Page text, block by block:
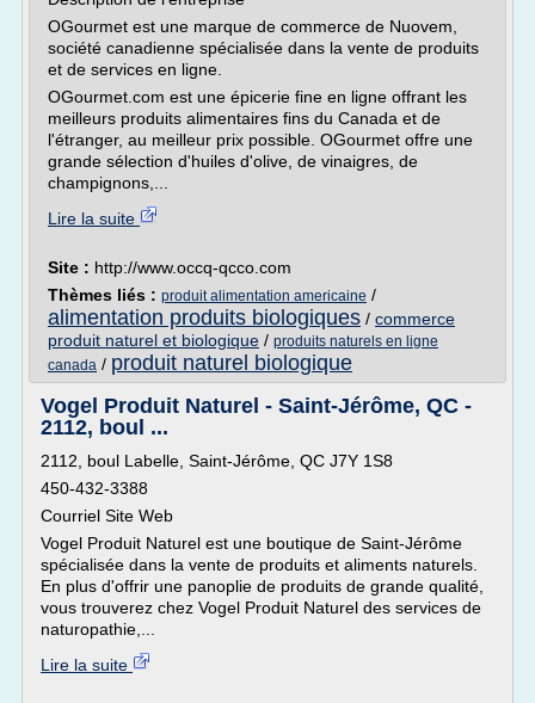
OGourmet est une marque de commerce de Nuovem,
société canadienne spécialisée dans la vente de produits
et de services en ligne.
OGourmet.com est une épicerie fine en ligne offrant les
meilleurs produits alimentaires fins du Canada et de
l'étranger, au meilleur prix possible. OGourmet offre une
grande sélection d'huiles d'olive, de vinaigres, de
champignons,...
Lire la suite
Site : http://www.occq-qcco.com
Thèmes liés : produit alimentation americaine /
alimentation produits biologiques / commerce
produit naturel et biologique / produits naturels en ligne
canada / produit naturel biologique
Vogel Produit Naturel - Saint-Jérôme, QC -
2112, boul ...
2112, boul Labelle, Saint-Jérôme, QC J7Y 1S8
450-432-3388
Courriel Site Web
Vogel Produit Naturel est une boutique de Saint-Jérôme
spécialisée dans la vente de produits et aliments naturels.
En plus d'offrir une panoplie de produits de grande qualité,
vous trouverez chez Vogel Produit Naturel des services de
naturopathie,...
Lire la suite